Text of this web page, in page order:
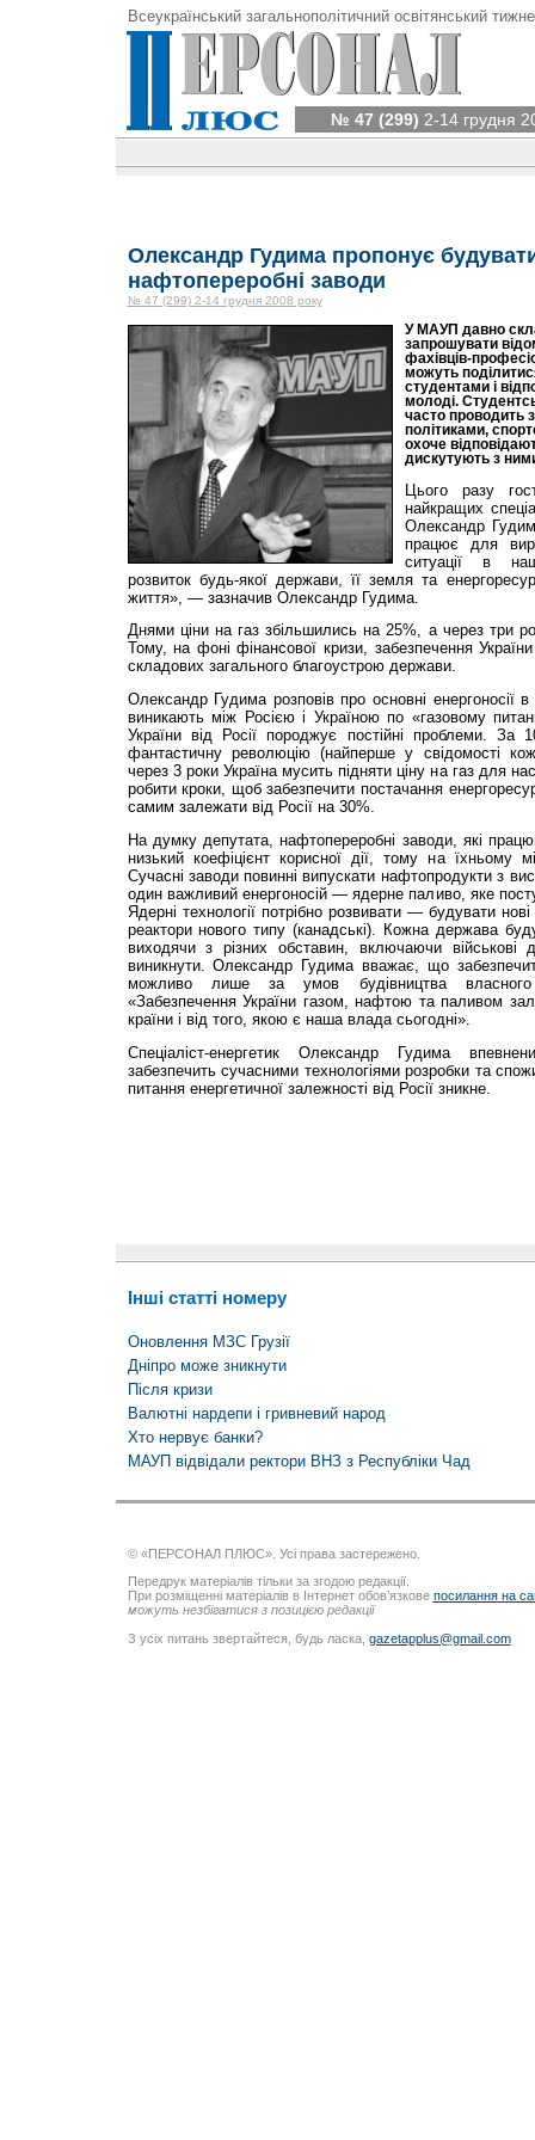
Всеукраїнський загальнополітичний освітянський
№ 47 (299) 2-14 грудня
Олександр Гудима пропонує будувати
нафтопереробні заводи
№ 47 (299) 2-14 грудня 2008 року
У МАУП давно
запрошувати
фахівців-
можуть
студентами і
молоді.
часто проводить
політиками,
охоче
дискутують з
Цього разу
найкращих
Олександр
працює для
ситуації в
розвиток будь-якої держави, її земля та
життя», — зазначив Олександр Гудима.
Днями ціни на газ збільшились на 25%, а через три
Тому, на фоні фінансової кризи, забезпечення
складових загального благоустрою держави.
Олександр Гудима розповів про основні енергоносії
виникають між Росією і Україною по «газовому
України від Росії породжує постійні проблеми. За
фантастичну революцію (найперше у свідомості
через 3 роки Україна мусить підняти ціну на газ для
робити кроки, щоб забезпечити постачання
самим залежати від Росії на 30%.
На думку депутата, нафтопереробні заводи, які
низький коефіцієнт корисної дії, тому на їхньому
Сучасні заводи повинні випускати нафтопродукти з
один важливий енергоносій — ядерне паливо, яке
Ядерні технології потрібно розвивати — будувати
реактори нового типу (канадські). Кожна держава
виходячи з різних обставин, включаючи військові
виникнути. Олександр Гудима вважає, що
можливо лише за умов будівництва власного
«Забезпечення України газом, нафтою та паливом
країни і від того, якою є наша влада сьогодні».
Спеціаліст-енергетик Олександр Гудима
забезпечить сучасними технологіями розробки та
питання енергетичної залежності від Росії зникне.
Інші статті номеру
Оновлення МЗС Грузії
Дніпро може зникнути
Після кризи
Валютні нардепи і гривневий народ
Хто нервує банки?
МАУП відвідали ректори ВНЗ з Республіки Чад
© «ПЕРСОНАЛ ПЛЮС». Усі права застережено.
Передрук матеріалів тільки за згодою редакції.
При розміщенні матеріалів в Інтернет обов’язкове посилання на
можуть незбігатися з позицією редакції
З усіх питань звертайтеся, будь ласка, gazetapplus@gmail.com